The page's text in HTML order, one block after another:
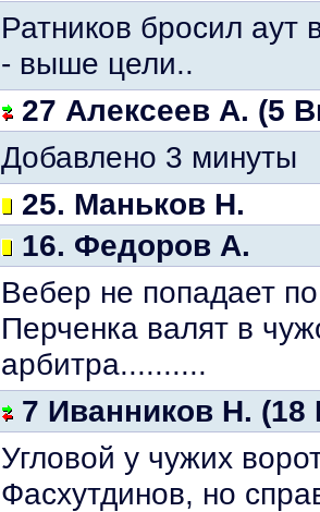
Ратников бросил
- выше цели..
27 Алексеев А. (5
Добавлено 3 минуты
25. Маньков Н.
16. Федоров А.
Вебер не попадает
Перченка валят в
арбитра..........
7 Иванников Н. (18
Угловой у чужих
Фасхутдинов, но